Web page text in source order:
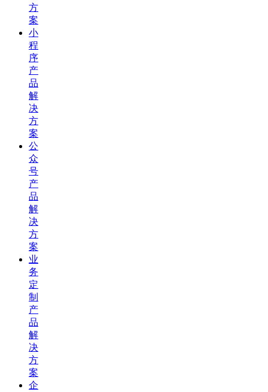
方
案
小
程
序
产
品
解
决
方
案
公
众
号
产
品
解
决
方
案
业
务
定
制
产
品
解
决
方
案
企